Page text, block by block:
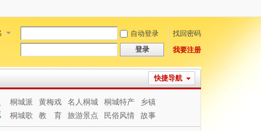
自动登录
找回密码
登录 我要注册
快捷导航
桐城派 黄梅戏 名人桐城 桐城特产
乡镇
桐城歌
教 育 旅游景点 民俗风情 故事